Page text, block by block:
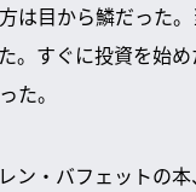
は目から鱗だった
。すぐに投資を始
た。
・バフェットの本